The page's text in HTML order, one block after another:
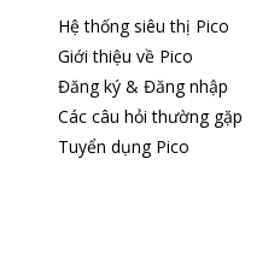
với một thiết bị duy nhất.
Nhờ khả năng quay quét
diễn ra trong không gian
Hệ thống siêu thị Pico
Giới thiệu về Pico
Đăng ký & Đăng nhập
Các câu hỏi thường gặp
Tuyển dụng Pico